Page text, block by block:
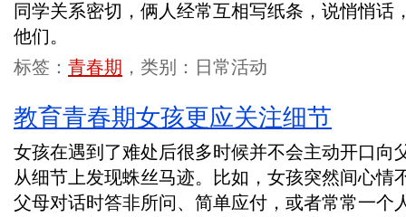
同学关系密切，俩人经常互相写纸条，说悄悄话
他们。
标签： 青春期 ，类别：日常活动
教育青春期女孩更应关注细节
女孩在遇到了难处后很多时候并不会主动开口向
从细节上发现蛛丝马迹。比如，女孩突然间心情
父母对话时答非所问、简单应付，或者常常一个